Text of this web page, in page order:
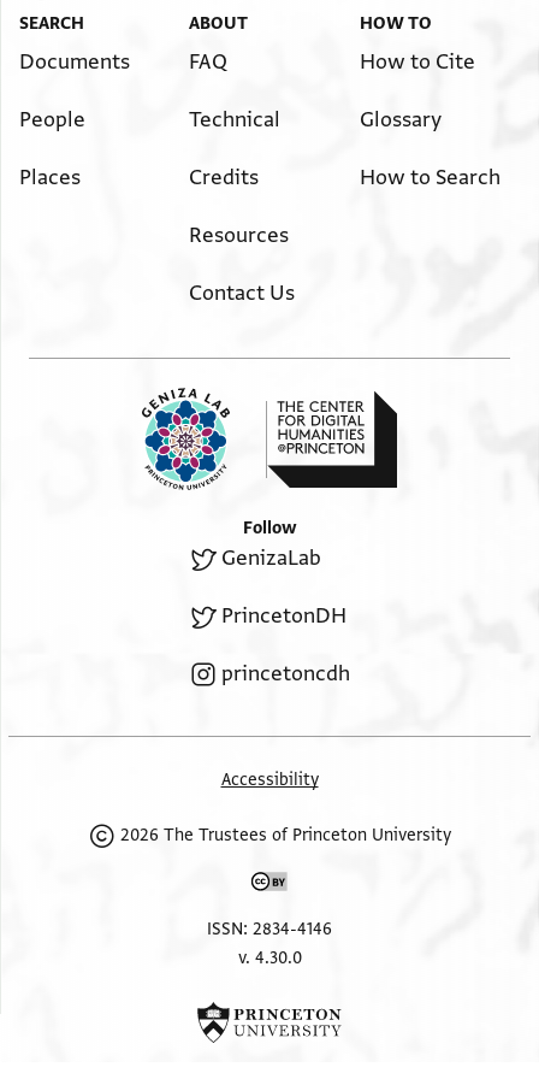
] ונדוניא תלתין ותשעה דינרין דדהבא ועשרין
] שלמה ועל ירתוהי בתרוהי אחריות כתובתא
] כתובתא מן יומא דנן ולעלם וקנינא מן משה
נ ת א ה
SEARCH
Documents
People
Places
ABOUT
FAQ
Technical
Credits
Resources
Contact Us
HOW TO
How to Cite
Glossary
How to Search
Follow
GenizaLab
PrincetonDH
princetoncdh
Accessibility
2026 The Trustees of Princeton University
ISSN: 2834-4146
v. 4.30.0